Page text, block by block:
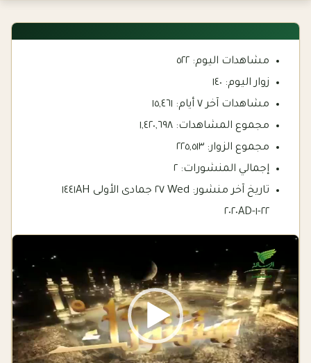
مشاهدات اليوم: ٥٢٢
زوار اليوم: ١٤٠
مشاهدات آخر ٧ أيام:
١٥,٤٦١
مجموع المشاهدات:١,٤٢٠,٦٩٨
مجموع الزوار:٢٢٥,٥١٣
إجمالي المنشورات: ٢
تاريخ آخر منشور:
Wed ٢٧ جمادى الأولى ١٤٤١AH
٢٢-١-٢٠٢٠AD
Player